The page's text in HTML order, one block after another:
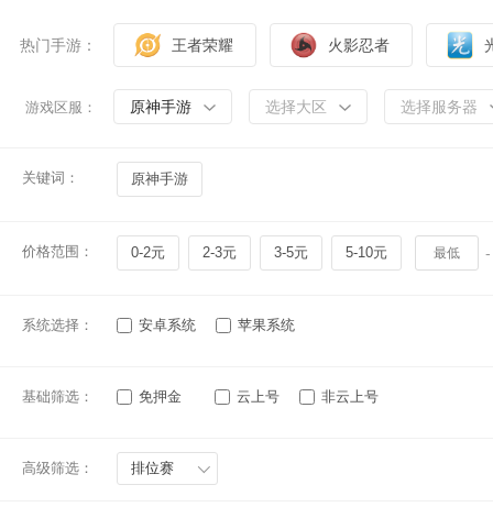
热门手游： 王者荣耀 火影忍者
游戏区服： 原神手游 选择大区 选择服务器
关键词： 原神手游
价格范围： 0-2元 2-3元 3-5元 5-10元 -
系统选择： 安卓系统 苹果系统
基础筛选： 免押金 云上号 非云上号
高级筛选： 排位赛